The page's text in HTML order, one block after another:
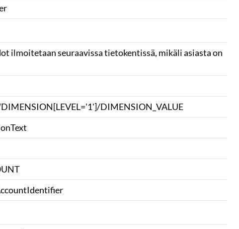
ilmoitetaan seuraavissa tietokentissä, mikäli asiasta on
DIMENSION_VALUE